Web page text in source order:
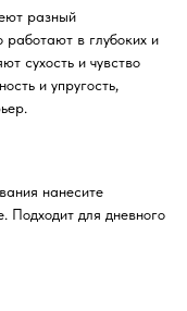
разный
работают в глубоких и
сухость и чувство
и упругость,
нанесите
Подходит для дневного